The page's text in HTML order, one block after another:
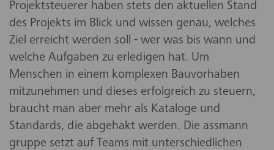
Projektsteuerer haben stets den aktuellen Stand
des Projekts im Blick und wissen genau, welches
Ziel erreicht werden soll - wer was bis wann und
welche Aufgaben zu erledigen hat. Um
Menschen in einem komplexen Bauvorhaben
mitzunehmen und dieses erfolgreich zu steuern,
braucht man aber mehr als Kataloge und
Standards, die abgehakt werden. Die assmann
gruppe setzt auf Teams mit unterschiedlichen